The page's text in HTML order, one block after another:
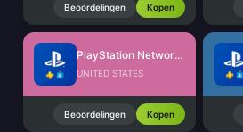
Beoordelingen Kopen
PlayStation Network Card (US)
UNITED STATES
Beoordelingen Kopen